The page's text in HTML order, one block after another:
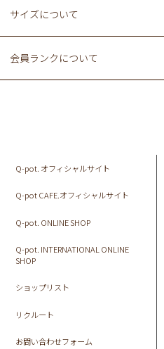
サイズについて
会員ランクについて
Q-pot. オフィシャルサイト
Q-pot CAFE.オフィシャルサイト
Q-pot. ONLINE SHOP
Q-pot. INTERNATIONAL ONLINE
SHOP
ショップリスト
リクルート
お問い合わせフォーム